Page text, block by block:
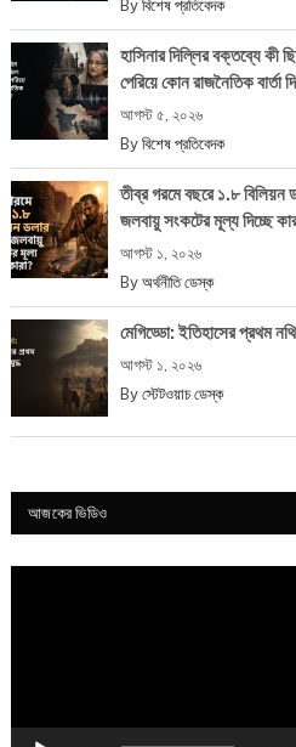
By বিশেষ প্রতিবেদক
হাসিনার দিল্লির বক্তব্যে কী
পেরিয়ে কোন রাজনৈতিক বার্তা
আগস্ট ৫, ২০২৬
By বিশেষ প্রতিবেদক
তীব্র গরমে বছরে ১.৮ বিলিয়ন
জলবায়ু সংকটের মূল্য দিচ্ছে
আগস্ট ১, ২০২৬
By অর্থনীতি ডেস্ক
মেগিড্ডো: ইতিহাসের প্রথম
আগস্ট ১, ২০২৬
By স্টেটওয়াচ ডেস্ক
আজকের ভিডিও